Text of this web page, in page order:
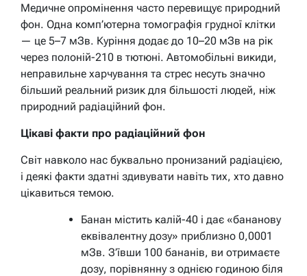
Медичне опромінення часто перевищує природний
фон. Одна комп’ютерна томографія грудної клітки
— це 5–7 мЗв. Куріння додає до 10–20 мЗв на рік
через полоній-210 в тютюні. Автомобільні викиди,
неправильне харчування та стрес несуть значно
більший реальний ризик для більшості людей, ніж
природний радіаційний фон.
Цікаві факти про радіаційний фон
Світ навколо нас буквально пронизаний радіацією,
і деякі факти здатні здивувати навіть тих, хто давно
цікавиться темою.
Банан містить калій-40 і дає «бананову
еквівалентну дозу» приблизно 0,0001
мЗв. З’ївши 100 бананів, ви отримаєте
дозу, порівнянну з однією годиною біля